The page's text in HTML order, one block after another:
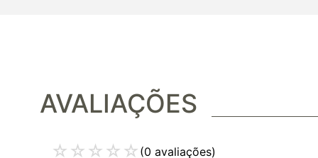
AVALIAÇÕES
☆ ☆ ☆ ☆ ☆ (0 avaliações)